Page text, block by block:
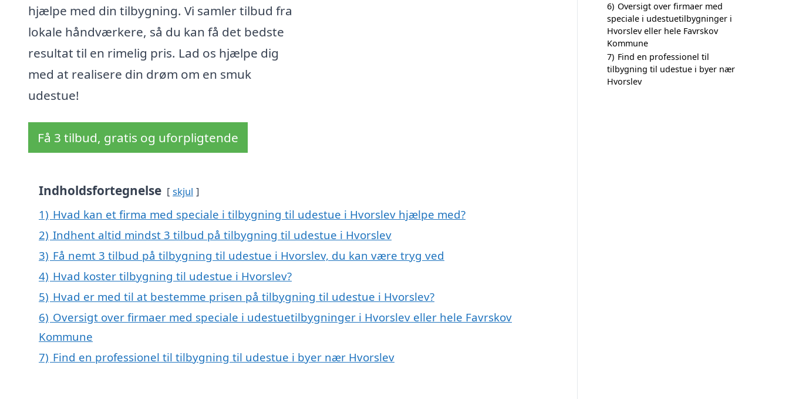
hjælpe med din tilbygning. Vi samler tilbud fra
lokale håndværkere, så du kan få det bedste
resultat til en rimelig pris. Lad os hjælpe dig
med at realisere din drøm om en smuk
udestue!
Få 3 tilbud, gratis og uforpligtende
Indholdsfortegnelse skjul
1) Hvad kan et firma med speciale i tilbygning til udestue i Hvorslev hjælpe med?
2) Indhent altid mindst 3 tilbud på tilbygning til udestue i Hvorslev
3) Få nemt 3 tilbud på tilbygning til udestue i Hvorslev, du kan være tryg ved
4) Hvad koster tilbygning til udestue i Hvorslev?
5) Hvad er med til at bestemme prisen på tilbygning til udestue i Hvorslev?
6) Oversigt over firmaer med speciale i udestuetilbygninger i Hvorslev eller hele Favrskov
Kommune
7) Find en professionel til tilbygning til udestue i byer nær Hvorslev
6) Oversigt over firmaer med
speciale i udestuetilbygninger i
Hvorslev eller hele Favrskov
Kommune
7) Find en professionel til
tilbygning til udestue i byer nær
Hvorslev